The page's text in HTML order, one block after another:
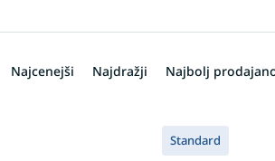
Najcenejši Najdražji Najbolj
Standard